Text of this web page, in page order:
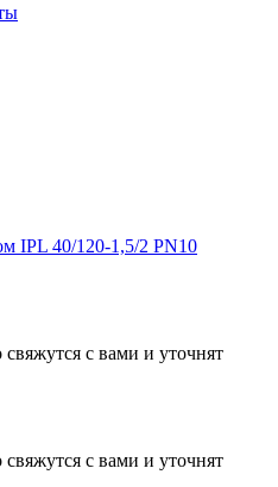
IPL 40/120-1,5/2 PN10
с вами и уточнят
с вами и уточнят